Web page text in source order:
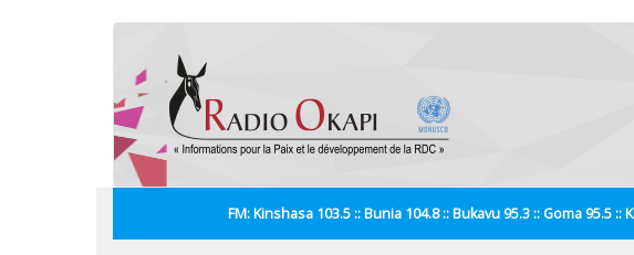
FM: Kinshasa 103.5 :: Bunia 104.8 :: Bukavu 95.3 :: Goma 95.5